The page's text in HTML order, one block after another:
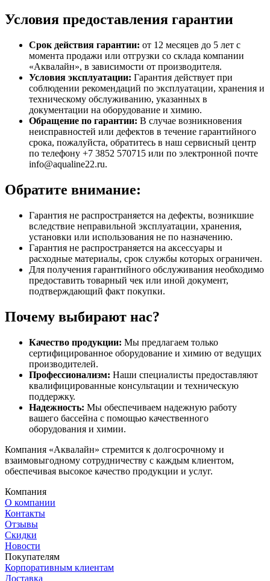
Условия предоставления гарантии
Срок действия гарантии: от 12 месяцев до 5 лет с
момента продажи или отгрузки со склада компании
«Аквалайн», в зависимости от производителя.
Условия эксплуатации: Гарантия действует при
соблюдении рекомендаций по эксплуатации, хранения и
техническому обслуживанию, указанных в
документации на оборудование и химию.
Обращение по гарантии: В случае возникновения
неисправностей или дефектов в течение гарантийного
срока, пожалуйста, обратитесь в наш сервисный центр
по телефону +7 3852 570715 или по электронной почте
info@aqualine22.ru.
Обратите внимание:
Гарантия не распространяется на дефекты, возникшие
вследствие неправильной эксплуатации, хранения,
установки или использования не по назначению.
Гарантия не распространяется на аксессуары и
расходные материалы, срок службы которых ограничен.
Для получения гарантийного обслуживания необходимо
предоставить товарный чек или иной документ,
подтверждающий факт покупки.
Почему выбирают нас?
Качество продукции: Мы предлагаем только
сертифицированное оборудование и химию от ведущих
производителей.
Профессионализм: Наши специалисты предоставляют
квалифицированные консультации и техническую
поддержку.
Надежность: Мы обеспечиваем надежную работу
вашего бассейна с помощью качественного
оборудования и химии.
Компания «Аквалайн» стремится к долгосрочному и
взаимовыгодному сотрудничеству с каждым клиентом,
обеспечивая высокое качество продукции и услуг.
Компания
О компании
Контакты
Отзывы
Скидки
Новости
Покупателям
Корпоративным клиентам
Доставка